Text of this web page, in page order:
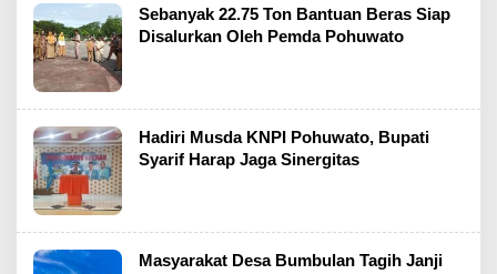
Sebanyak 22.75 Ton Bantuan Beras Siap
Disalurkan Oleh Pemda Pohuwato
Hadiri Musda KNPI Pohuwato, Bupati
Syarif Harap Jaga Sinergitas
Masyarakat Desa Bumbulan Tagih Janji